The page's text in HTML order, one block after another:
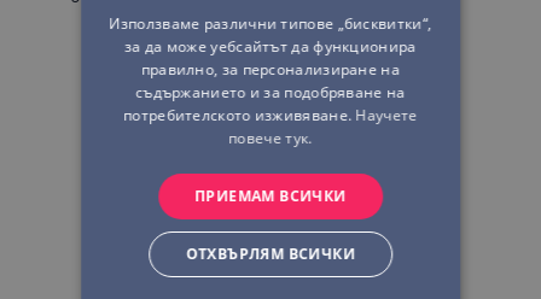
Използваме различни типове „бисквитки“,
за да може уебсайтът да функционира
правилно, за персонализиране на
съдържанието и за подобряване на
потребителското изживяване. Научете
повече тук.
ПРИЕМАМ ВСИЧКИ
ОТХВЪРЛЯМ ВСИЧКИ